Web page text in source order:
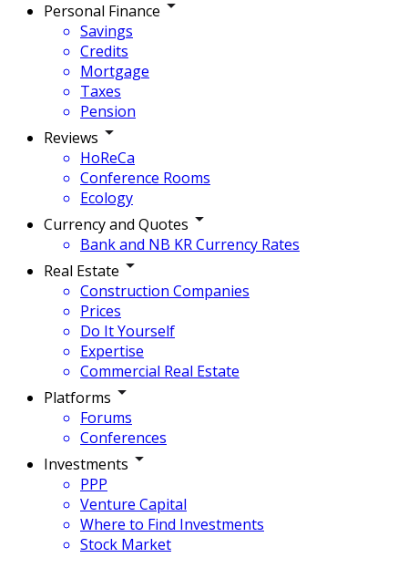
Personal Finance
Savings
Credits
Mortgage
Taxes
Pension
Reviews
HoReCa
Conference Rooms
Ecology
Currency and Quotes
Bank and NB KR Currency Rates
Real Estate
Construction Companies
Prices
Do It Yourself
Expertise
Commercial Real Estate
Platforms
Forums
Conferences
Investments
PPP
Venture Capital
Where to Find Investments
Stock Market